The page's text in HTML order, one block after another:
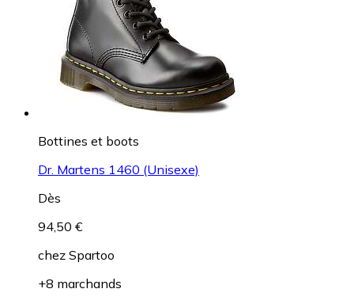
Bottines et boots
Dr. Martens 1460 (Unisexe)
Dès
94,50 €
chez Spartoo
+8 marchands